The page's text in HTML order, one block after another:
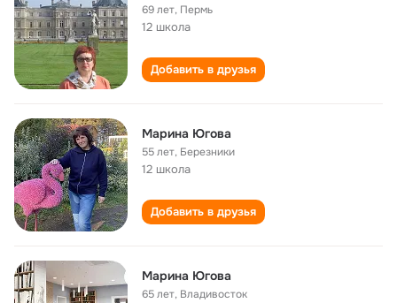
69 лет, Пермь
12 школа
Добавить в друзья
Марина Югова
55 лет, Березники
12 школа
Добавить в друзья
Марина Югова
65 лет, Владивосток